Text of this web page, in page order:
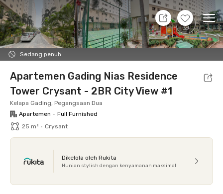
+15
Sedang penuh
8 Agt 26 - Belum tahu
Foto Fasilitas bersama Lokasi Aturan
Apartemen Gading Nias Residence
Tower Crysant - 2BR City View #1
Kelapa Gading, Pegangsaan Dua
Apartemen • Full Furnished
25 m² • Crysant
Dikelola oleh Rukita
Hunian stylish dengan kenyamanan maksimal